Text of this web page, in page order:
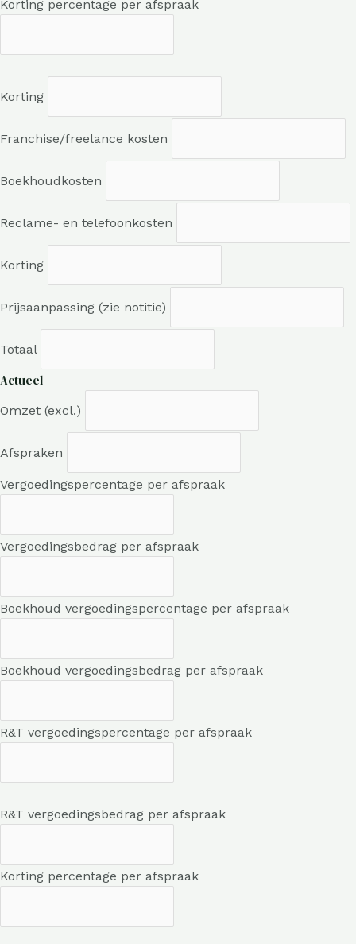
Korting percentage per afspraak
Korting
Franchise/freelance kosten
Boekhoudkosten
Reclame- en telefoonkosten
Korting
Prijsaanpassing (zie notitie)
Totaal
Actueel
Omzet (excl.)
Afspraken
Vergoedingspercentage per afspraak
Vergoedingsbedrag per afspraak
Boekhoud vergoedingspercentage per afspraak
Boekhoud vergoedingsbedrag per afspraak
R&T vergoedingspercentage per afspraak
R&T vergoedingsbedrag per afspraak
Korting percentage per afspraak